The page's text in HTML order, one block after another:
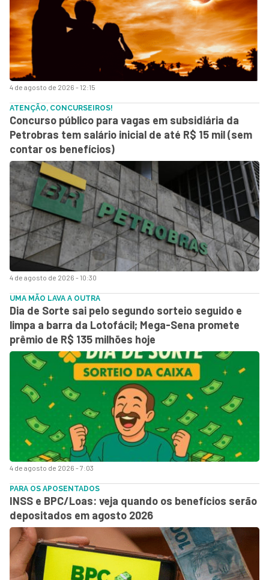
4 de agosto de 2026 - 12:15
4 de agosto de 2026 - 10:30
ATENÇÃO, CONCURSEIROS!
Concurso público para vagas em subsidiária da
Petrobras tem salário inicial de até R$ 15 mil (sem
contar os benefícios)
4 de agosto de 2026 - 7:03
UMA MÃO LAVA A OUTRA
Dia de Sorte sai pelo segundo sorteio seguido e
limpa a barra da Lotofácil; Mega-Sena promete
prêmio de R$ 135 milhões hoje
PARA OS APOSENTADOS
INSS e BPC/Loas: veja quando os benefícios serão
depositados em agosto 2026